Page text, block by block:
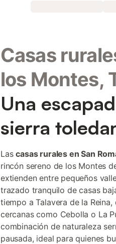
Casas
los Montes,
Una
sierra
Lascasas rurales en San
rincón sereno de los Montes
extienden entre pequeños
trazado tranquilo de casas
tiempo a Talavera de la
cercanas como Cebolla o La
combinación de naturaleza
pausada, ideal para quienes